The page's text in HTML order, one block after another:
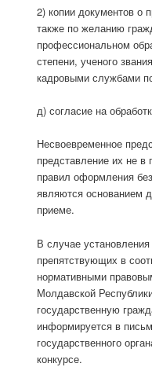
2) копии документов о
также по желанию
профессиональном
степени, ученого
кадровыми службами
д) согласие на
Несвоевременное
представление их не
правил оформления
являются основанием
приеме.
В случае
препятствующих в
нормативными
Молдавской
государственную
информируется в
государственного
конкурсе.